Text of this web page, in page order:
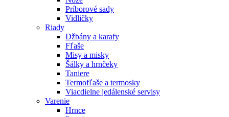
Príborové sady
Vidličky
Riady
Džbány a karafy
Fľaše
Misy a misky
Šálky a hrnčeky
Taniere
Termofľaše a termosky
Viacdielne jedálenské servisy
Varenie
Hrnce